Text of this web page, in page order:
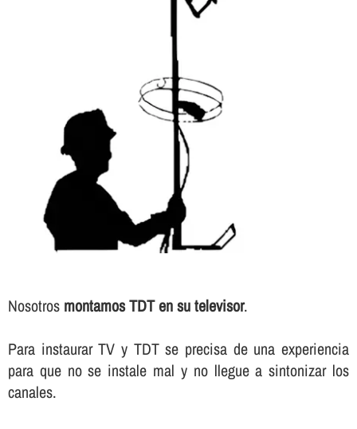
Nosotros montamos TDT en su televisor.
Para instaurar TV y TDT se precisa de una experiencia
para que no se instale mal y no llegue a sintonizar los
canales.